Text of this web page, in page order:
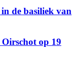
de basiliek van
Oirschot op 19